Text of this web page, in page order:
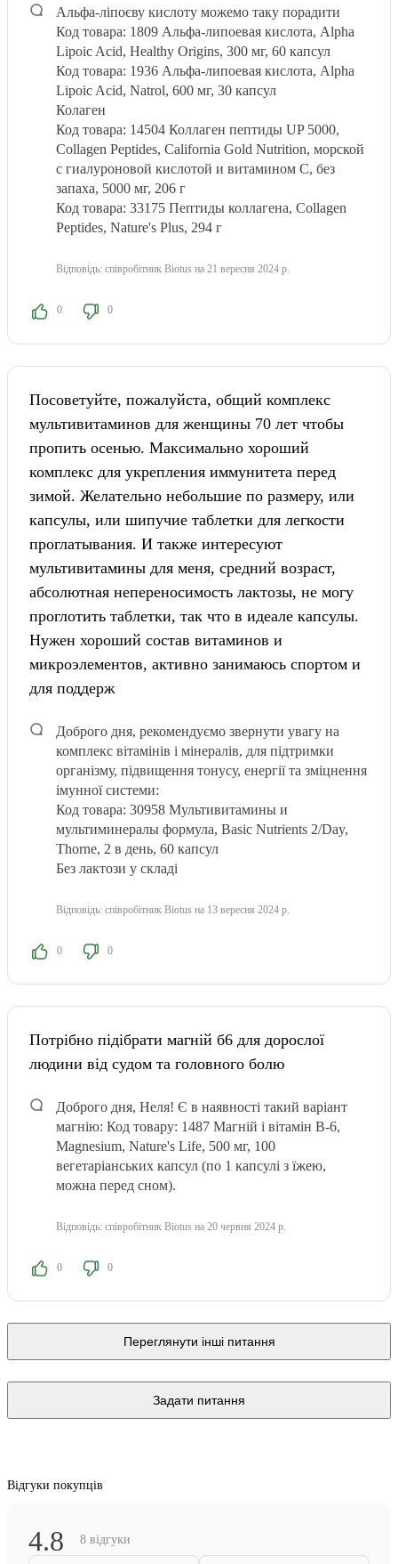
Альфа-ліпоєву кислоту можемо таку порадити
Код товара: 1809 Альфа-липоевая кислота, Alpha
Lipoic Acid, Healthy Origins, 300 мг, 60 капсул
Код товара: 1936 Альфа-липоевая кислота, Alpha
Lipoic Acid, Natrol, 600 мг, 30 капсул
Колаген
Код товара: 14504 Коллаген пептиды UP 5000,
Collagen Peptides, California Gold Nutrition, морской
с гиалуроновой кислотой и витамином С, без
запаха, 5000 мг, 206 г
Код товара: 33175 Пептиды коллагена, Collagen
Peptides, Nature's Plus, 294 г
Відповідь: співробітник Biotus на 21 вересня 2024 р.
0 0
Посоветуйте, пожалуйста, общий комплекс
мультивитаминов для женщины 70 лет чтобы
пропить осенью. Максимально хороший
комплекс для укрепления иммунитета перед
зимой. Желательно небольшие по размеру, или
капсулы, или шипучие таблетки для легкости
проглатывания. И также интересуют
мультивитамины для меня, средний возраст,
абсолютная непереносимость лактозы, не могу
проглотить таблетки, так что в идеале капсулы.
Нужен хороший состав витаминов и
микроэлементов, активно занимаюсь спортом и
для поддерж
Доброго дня, рекомендуємо звернути увагу на
комплекс вітамінів і мінералів, для підтримки
організму, підвищення тонусу, енергії та зміцнення
імунної системи:
Код товара: 30958 Мультивитамины и
мультиминералы формула, Basic Nutrients 2/Day,
Thorne, 2 в день, 60 капсул
Без лактози у складі
Відповідь: співробітник Biotus на 13 вересня 2024 р.
0 0
Потрібно підібрати магній б6 для дорослої
людини від судом та головного болю
Доброго дня, Неля! Є в наявності такий варіант
магнію: Код товару: 1487 Магній і вітамін В-6,
Magnesium, Nature's Life, 500 мг, 100
вегетаріанських капсул (по 1 капсулі з їжею,
можна перед сном).
Відповідь: співробітник Biotus на 20 червня 2024 р.
0 0
Переглянути інші питання
Задати питання
Відгуки покупців
4.8 8 відгуки